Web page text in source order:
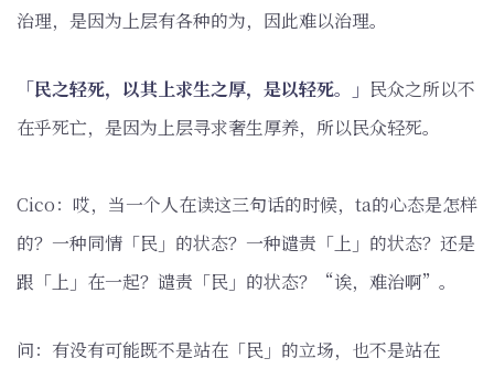
治理，是因为上层有各种的为，因此难以治理。
「民之轻死，以其上求生之厚，是以轻死。」 民众之所以不
在乎死亡，是因为上层寻求奢生厚养，所以民众轻死。
Cico：哎，当一个人在读这三句话的时候，ta的心态是怎样
的？一种同情「民」的状态？一种谴责「上」的状态？还是
跟「上」在一起？谴责「民」的状态？“诶，难治啊”。
问：有没有可能既不是站在「民」的立场，也不是站在